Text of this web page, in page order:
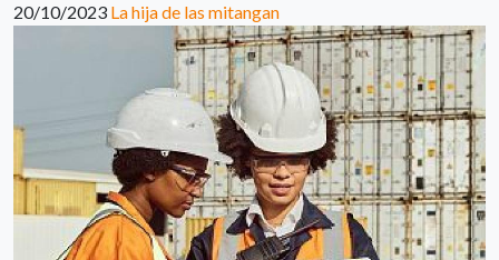
20/10/2023 La hija de las mitangan